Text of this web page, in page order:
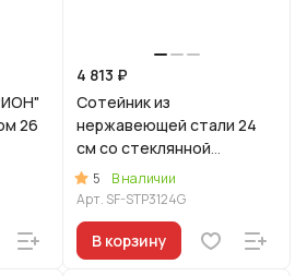
26
4 813 ₽
Сотейник из
нержавеющей стали 24
см со стеклянной
крышкой, линия "Сафия"
5
В наличии
Арт. SF-STP3124G
В корзину